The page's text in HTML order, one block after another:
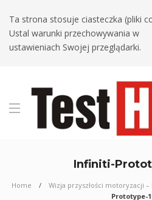
Ta strona stosuje ciasteczka (pliki
Ustal warunki przechowywania w
ustawieniach Swojej przeglądarki.
Infiniti-
Home Wizja przyszłości motoryzacji
Prototype-